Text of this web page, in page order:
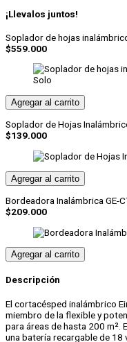
18/33
(1
x
cantidad
¡Llevalos juntos!
Soplador de hojas
$559.000
Agregar al carrito
Soplador de Hojas
$139.000
Agregar al carrito
Bordeadora Inalámbrica GE-
$209.000
Agregar al carrito
Descripción
El cortacésped inalámbrico
miembro de la flexible y
para áreas de hasta 200 m².
una batería recargable de 18